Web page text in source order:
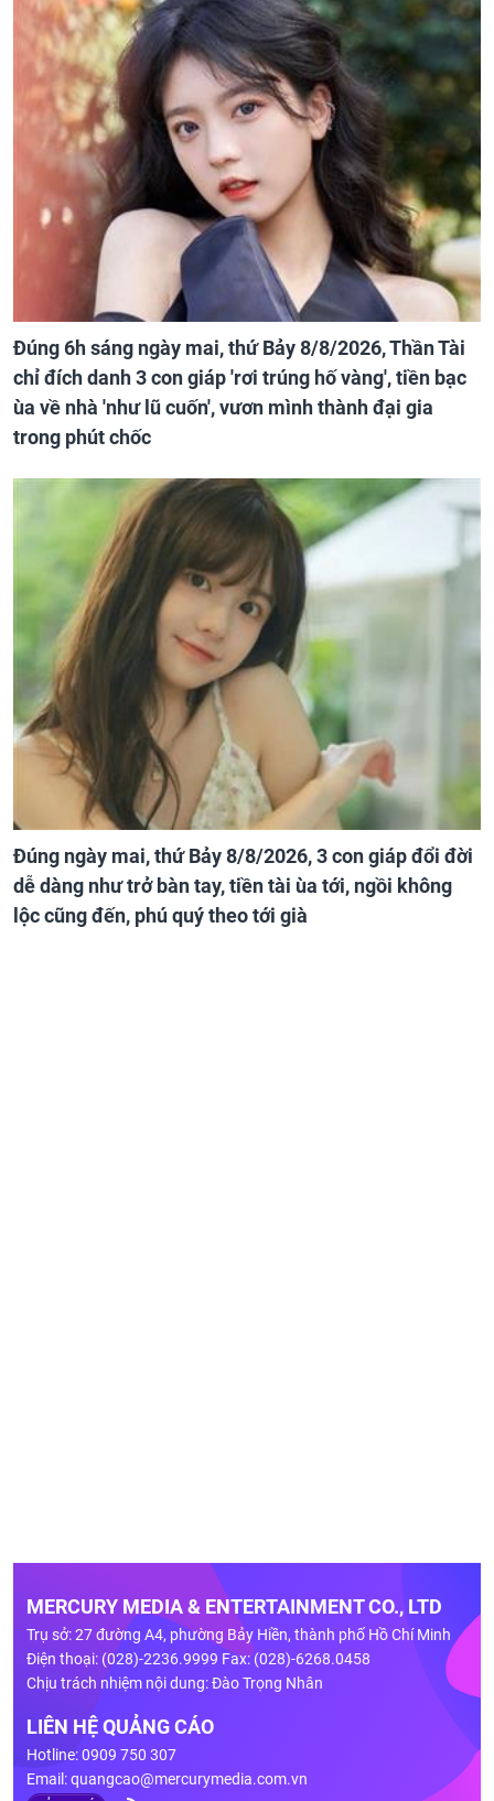
Đúng 6h sáng ngày mai, thứ Bảy 8/8/2026, Thần Tài
chỉ đích danh 3 con giáp 'rơi trúng hố vàng', tiền bạc
ùa về nhà 'như lũ cuốn', vươn mình thành đại gia
trong phút chốc
Đúng ngày mai, thứ Bảy 8/8/2026, 3 con giáp đổi đời
dễ dàng như trở bàn tay, tiền tài ùa tới, ngồi không
lộc cũng đến, phú quý theo tới già
MERCURY MEDIA & ENTERTAINMENT CO., LTD
Trụ sở: 27 đường A4, phường Bảy Hiền, thành phố Hồ Chí Minh
Điện thoại: (028)-2236.9999 Fax: (028)-6268.0458
Chịu trách nhiệm nội dung: Đào Trọng Nhân
LIÊN HỆ QUẢNG CÁO
Hotline: 0909 750 307
Email:quangcao@mercurymedia.com.vn